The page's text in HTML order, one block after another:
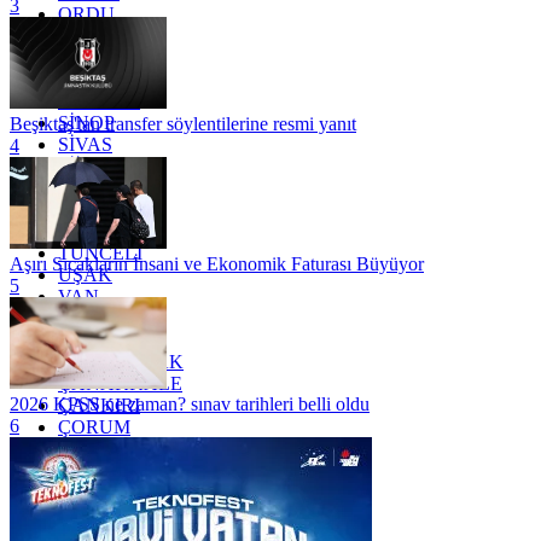
ORDU
OSMANİYE
RİZE
SAKARYA
SİNOP
SİVAS
SİİRT
TEKİRDAĞ
TOKAT
TRABZON
TUNCELİ
UŞAK
VAN
YALOVA
YOZGAT
ZONGULDAK
ÇANAKKALE
ÇANKIRI
ÇORUM
İSTANBUL
İZMİR
ŞANLIURFA
ŞIRNAK
3
Beşiktaş'tan transfer söylentilerine resmi yanıt
4
Aşırı Sıcakların İnsani ve Ekonomik Faturası Büyüyor
5
2026 KPSS ne zaman? sınav tarihleri belli oldu
6